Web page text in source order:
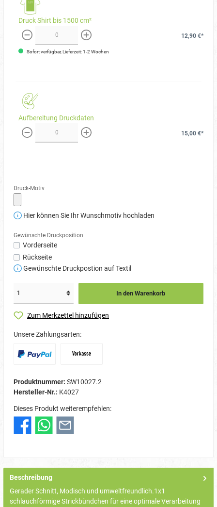
Druck Shirt bis 1500 cm²
weniger mehr
12,90 €*
Sofort verfügbar, Lieferzeit: 1-2 Wochen
Aufbereitung Druckdaten
weniger mehr
15,00 €*
Druck-Motiv
Hier können Sie Ihr Wunschmotiv hochladen
Gewünschte Druckposition
Vorderseite
Rückseite
Gewünschte Druckpostion auf Textil
In den Warenkorb
Zum Merkzettel hinzufügen
Unsere Zahlungsarten:
Produktnummer: SW10027.2
Hersteller-Nr.: K4027
Dieses Produkt weiterempfehlen:
Beschreibung
Gerader Schnitt, Modisch und umweltfreundlich.1x1
schlauchförmige Strickbündchen für eine optimale Verarbeitung